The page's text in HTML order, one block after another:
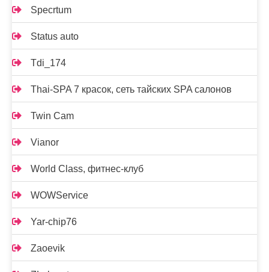
Specrtum
Status auto
Tdi_174
Thai-SPA 7 красок, сеть тайских SPA салонов
Twin Cam
Vianor
World Class, фитнес-клуб
WOWService
Yar-chip76
Zaoevik